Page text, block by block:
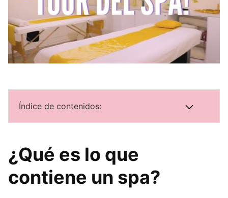
Índice de contenidos:
¿Qué es lo que
contiene un spa?